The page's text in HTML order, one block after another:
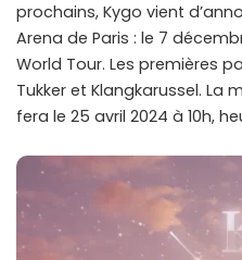
prochains, Kygo vient
Arena de Paris : le 7
World Tour. Les premières
Tukker et Klangkarussel. La
fera le 25 avril 2024 à 10h,